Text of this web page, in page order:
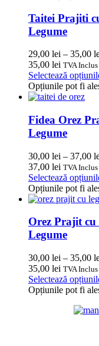
Taitei Prajiti
Legume
29,00 lei – 35,00
35,00 lei TVA Inclus
Selectează
Opțiunile pot fi
Fidea Orez
Legume
30,00 lei – 37,00
37,00 lei TVA Inclus
Selectează
Opțiunile pot fi
Orez Prajit cu
Legume
30,00 lei – 35,00
35,00 lei TVA Inclus
Selectează
Opțiunile pot fi